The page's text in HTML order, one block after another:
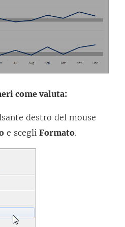
come valuta:
destro del mouse
e scegli Formato.